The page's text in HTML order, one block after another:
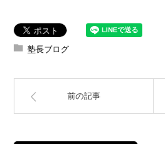
塾長ブログ
前の記事